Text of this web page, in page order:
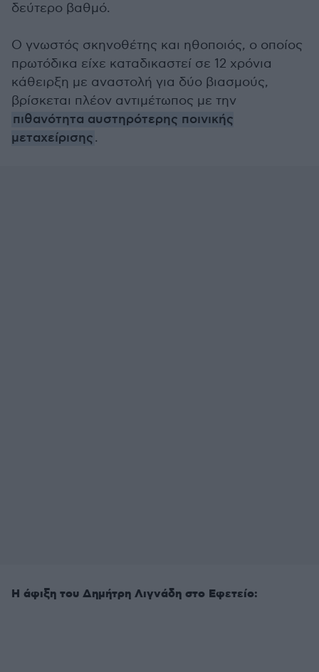
δεύτερο βαθμό.
Ο γνωστός σκηνοθέτης και ηθοποιός, ο οποίος
πρωτόδικα είχε καταδικαστεί σε 12 χρόνια
κάθειρξη με αναστολή για δύο βιασμούς,
βρίσκεται πλέον αντιμέτωπος με την
πιθανότητα αυστηρότερης ποινικής
μεταχείρισης.
Η άφιξη του Δημήτρη Λιγνάδη στο Εφετείο: